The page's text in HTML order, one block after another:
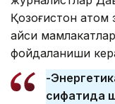
Қозоғистон атом
қайси
фойдаланиши
-
сифатида